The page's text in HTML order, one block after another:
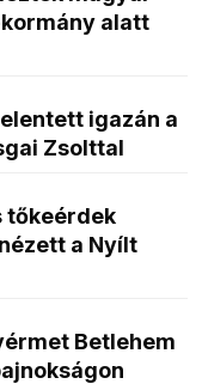
alatt
igazán a
Zsolttal
tőkeérdek
a Nyílt
Betlehem